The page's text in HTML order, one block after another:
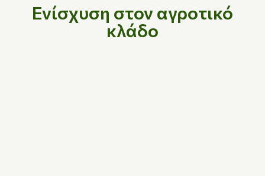
Ενίσχυση στον αγροτικό
κλάδο